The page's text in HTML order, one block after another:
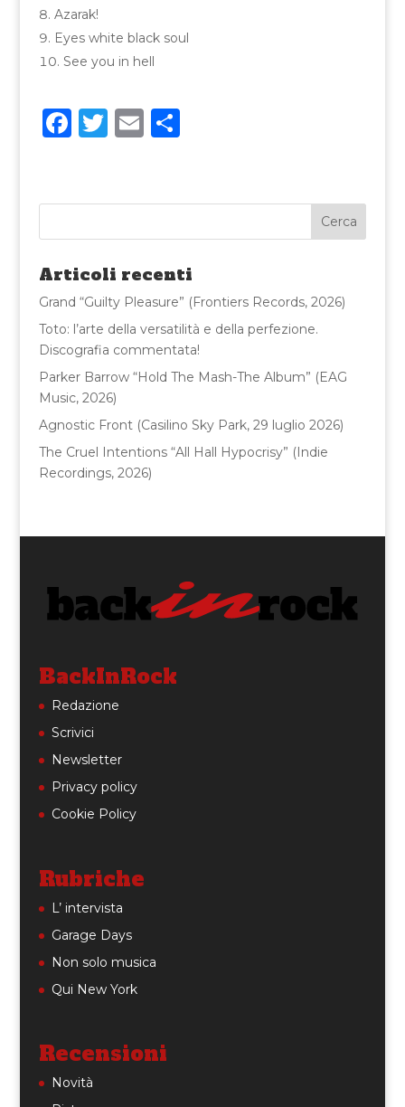
Azarak!
Eyes white black soul
See you in hell
F
e
b
o
o
k
T
te
r
E
l
C
di
vi
di
Articoli recenti
Grand “Guilty Pleasure” (Frontiers Records, 2026)
Toto: l’arte della versatilità e della perfezione.
Discografia commentata!
Parker Barrow “Hold The Mash-The Album” (EAG
Music, 2026)
Agnostic Front (Casilino Sky Park, 29 luglio 2026)
The Cruel Intentions “All Hall Hypocrisy” (Indie
Recordings, 2026)
BackInRock
Redazione
Scrivici
Newsletter
Privacy policy
Cookie Policy
Rubriche
L’ intervista
Garage Days
Non solo musica
Qui New York
Recensioni
Novità